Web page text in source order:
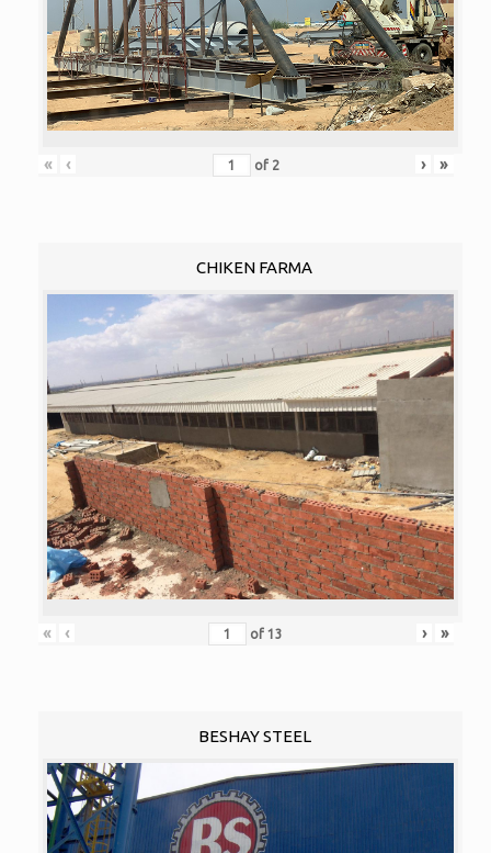
« ‹ of 2 › »
CHIKEN FARMA
« ‹ of 13 › »
BESHAY STEEL